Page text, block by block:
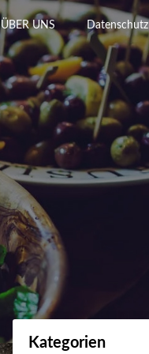
ÜBER UNS Datenschutz
Kategorien